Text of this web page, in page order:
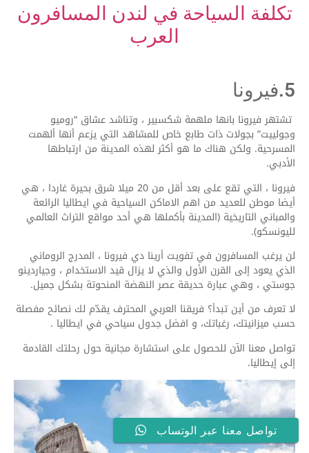
تكلفة السياحة في لندن المسافرون
العرب
5.فيرونا
تشتهر فيرونا بانها ملهمة شكسبير ، وتناشد عشاق “روميو
وجولييت” بجولات ذات طابع خاص للمشاهد التي يزعم أنها ألهمت
المسرحية. ولكن هناك ما هو أكثر لهذه المدينة من ارتباطها
الأدبي.
فيرونا ، التي تقع على بعد أقل من 20 ميلا شرق بحيرة غاردا ، هي
أيضا موطن للعديد من اهم الاماكن السياحية في ايطاليا الرائعة
والمباني التاريخية (المدينة بأكملها هي أحد مواقع التراث العالمي
لليونسكو).
لن يرغب المسافرون في تفويت أرينا دي فيرونا ، المدرج الروماني
الذي يعود إلى القرن الأول والذي لا يزال قيد الاستخدام ، وجياردينو
جوستي ، وهي عبارة حديقة عصر النهضة المنحوتة بشكل جميل.
لا تعرف من أين تبدأ؟ فريقنا العربي المحترف يقدّم لك نصائح مفصلة
حسب ميزانيتك، رغباتك، و افضل جدول سياحي في ايطاليا .
تواصل معنا الآن للحصول على استشارة مجانية حول رحلتك القادمة
إلى إيطاليا.
تواصل معنا عبر الوتساب